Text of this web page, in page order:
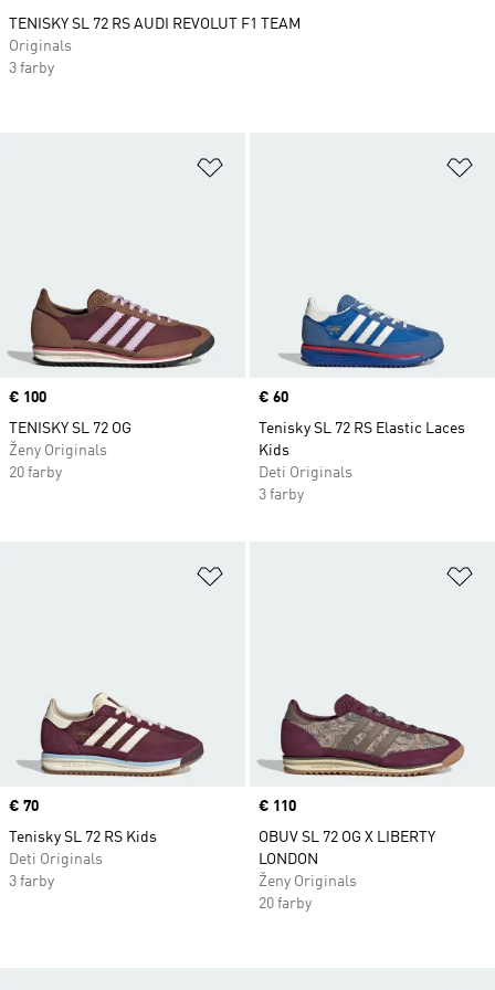
Pridať do zoznamu želaných
Price
€ 100
TENISKY SL 72 OG
Ženy Originals
20 farby
Price
€ 60
Tenisky SL 72 RS Elastic Laces
Kids
Deti Originals
3 farby
Pridať do zoznamu želaných
Price
€ 70
Tenisky SL 72 RS Kids
Deti Originals
3 farby
Price
€ 110
OBUV SL 72 OG X LIBERTY
LONDON
Ženy Originals
20 farby
TENISKY SL 72 RS AUDI REVOLUT F1 TEAM
Originals
3 farby